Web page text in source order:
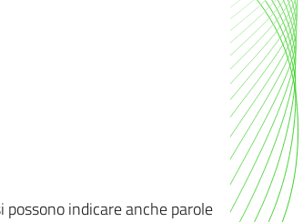
indicare anche parole